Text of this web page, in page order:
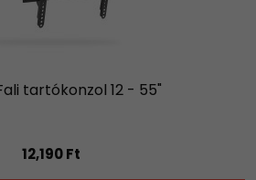
tartókonzol 12 - 55"
12,190 Ft